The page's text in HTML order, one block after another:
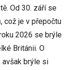
Od 30. září se
což je v přepočtu
2026 se brýle
Británii. O
brýle si